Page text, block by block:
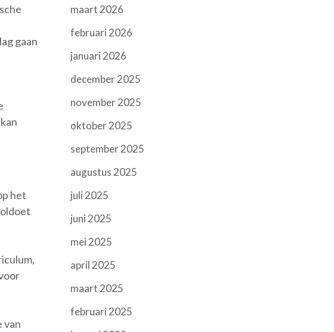
gaan
het
van
maart 2026
februari 2026
januari 2026
december 2025
november 2025
oktober 2025
september 2025
augustus 2025
juli 2025
juni 2025
mei 2025
april 2025
maart 2025
februari 2025